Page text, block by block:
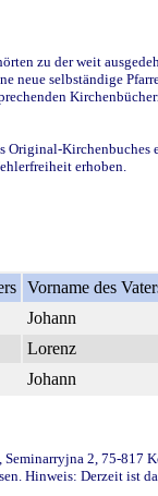
zu der weit
neue selbständige
Kirchenbuches
erhoben.
Vorname des
Johann
Lorenz
Johann
2, 75-817
Hinweis: Derzeit ist